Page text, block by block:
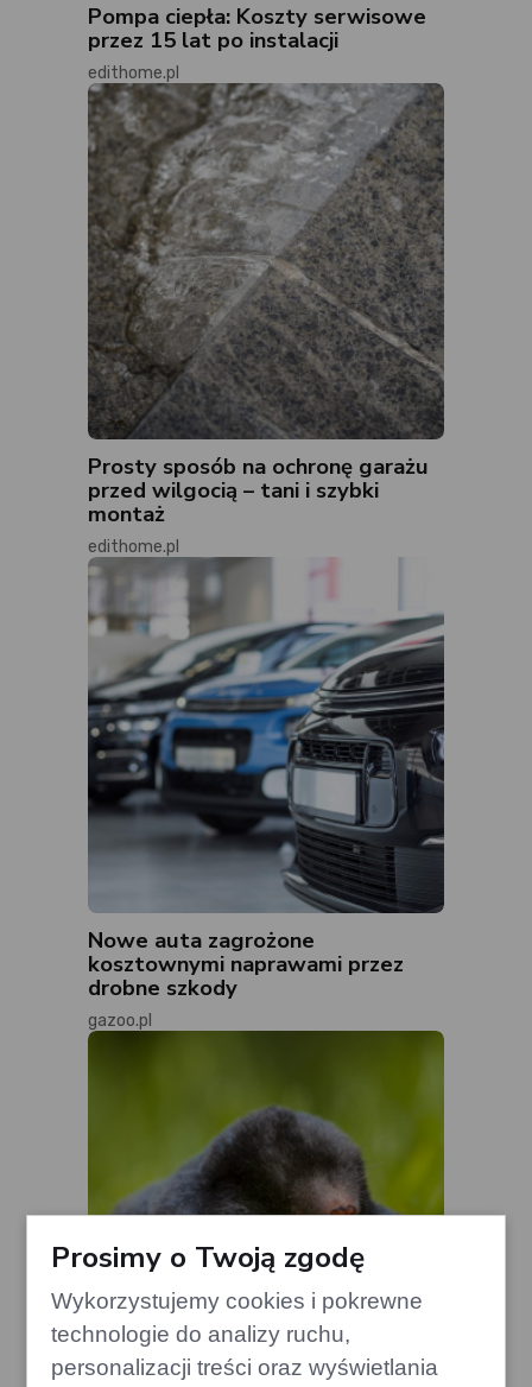
Pompa ciepła: Koszty serwisowe
przez 15 lat po instalacji
edithome.pl
Prosty sposób na ochronę garażu
przed wilgocią – tani i szybki
montaż
edithome.pl
Nowe auta zagrożone
kosztownymi naprawami przez
drobne szkody
gazoo.pl
Prosimy o Twoją zgodę
Wykorzystujemy cookies i pokrewne
technologie do analizy ruchu,
personalizacji treści oraz wyświetlania